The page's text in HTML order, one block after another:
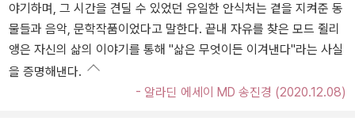
야기하며, 그 시간을 견딜 수 있었던 유일한 안식처는 곁을 지켜준 동
물들과 음악, 문학작품이었다고 말한다. 끝내 자유를 찾은 모드 쥘리
앵은 자신의 삶의 이야기를 통해 "삶은 무엇이든 이겨낸다"라는 사실
을 증명해낸다.
- 알라딘 에세이 MD 송진경 (2020.12.08)